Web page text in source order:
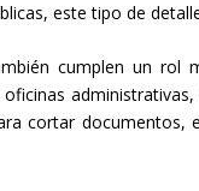
este tipo de
cumplen un rol
cortar documentos,